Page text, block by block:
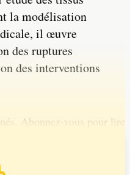
la modélisation
il œuvre
des ruptures
des interventions
Abonnez-vous pour lire